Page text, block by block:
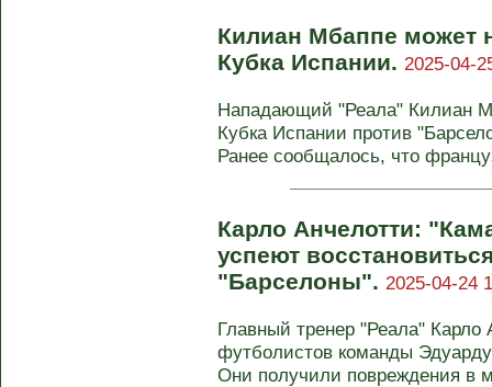
Килиан Мбаппе может
Кубка Испании. 2025-04-
Нападающий "Реала" Килиан
Кубка Испании против
Ранее сообщалось, что
Карло Анчелотти:
успеют
"Барселоны". 2025-04-24
Главный тренер "Реала" Карло
футболистов команды
Они получили повреждения в